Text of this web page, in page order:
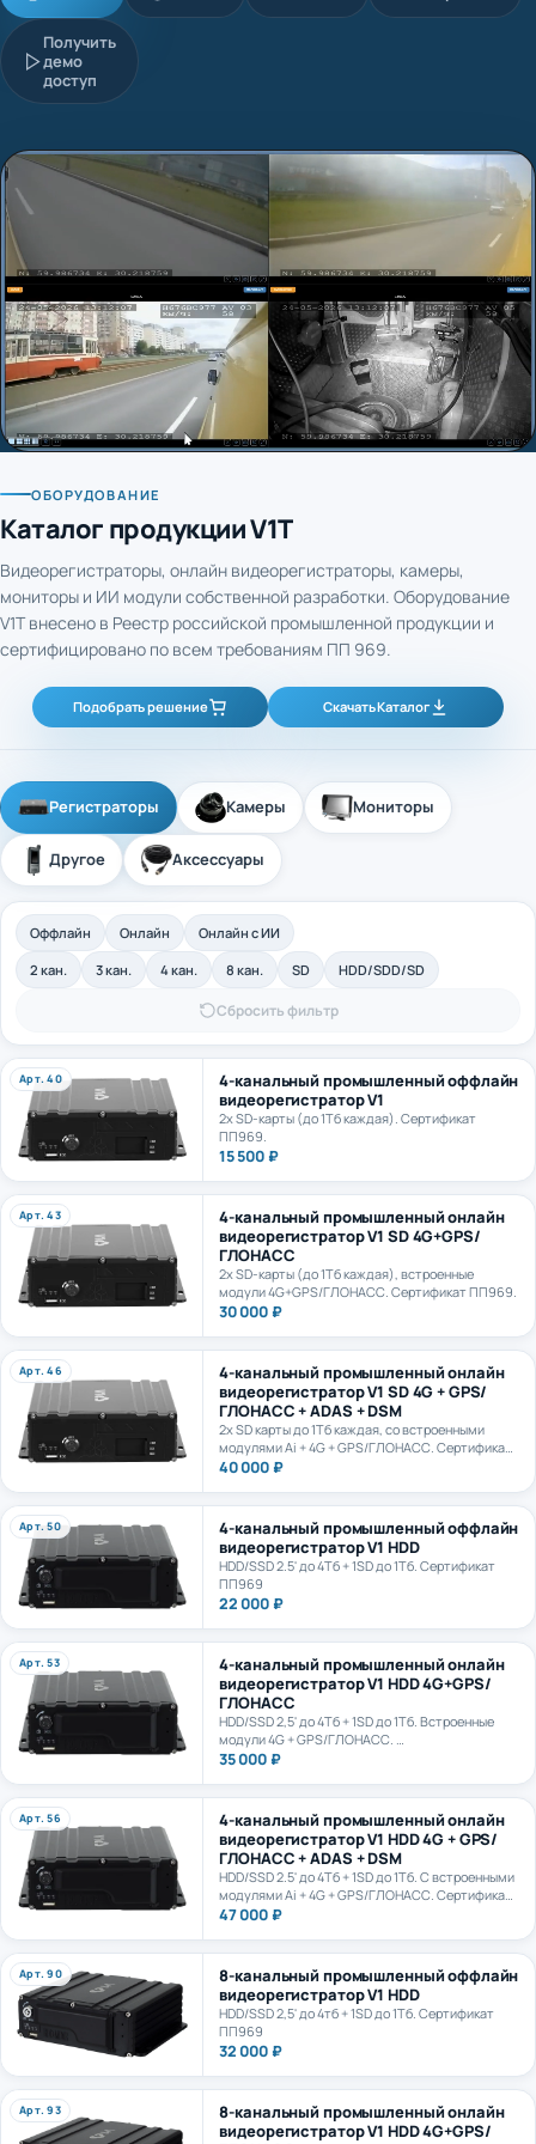
Получить
демо
доступ
Каталог продукции V1T
мониторы и ИИ модули собственной разработки. Оборудование
V1T внесено в Реестр российской промышленной продукции и
сертифицировано по всем требованиям ПП 969.
Подобрать решение Скачать Каталог
Оффлайн Онлайн Онлайн с ИИ
3 кан. 4 кан. SD HDD/SDD/SD
Арт. 40
4-канальный промышленный оффлайн
видеорегистратор V1
2х SD-карты (до 1Тб каждая). Сертификат
ПП969.
15 500 ₽
Арт. 43
4-канальный промышленный онлайн
видеорегистратор V1 SD 4G+GPS/
ГЛОНАСС
2х SD-карты (до 1Тб каждая), встроенные
модули 4G+GPS/ГЛОНАСС. Сертификат ПП969.
30 000 ₽
Арт. 46
4-канальный промышленный онлайн
видеорегистратор V1 SD 4G + GPS/
ГЛОНАСС + ADAS + DSM
2х SD карты до 1Тб каждая, со встроенными
модулями Ai + 4G + GPS/ГЛОНАСС. Сертификат
ПП969.
40 000 ₽
Арт. 50
4-канальный промышленный оффлайн
видеорегистратор V1 HDD
HDD/SSD 2.5' до 4Тб + 1SD до 1Тб. Сертификат
ПП969
22 000 ₽
Арт. 53
4-канальный промышленный онлайн
видеорегистратор V1 HDD 4G+GPS/
ГЛОНАСС
HDD/SSD 2,5' до 4Тб + 1SD до 1Тб. Встроенные
модули 4G + GPS/ГЛОНАСС.
Сертификат ПП969
35 000 ₽
Арт. 56
4-канальный промышленный онлайн
видеорегистратор V1 HDD 4G + GPS/
ГЛОНАСС + ADAS + DSM
HDD/SSD 2.5' до 4Тб + 1SD до 1Тб. С встроенными
модулями Ai + 4G + GPS/ГЛОНАСС. Сертификат
ПП969. Сертификат ИИ ГОСТ Р 70885-2023
47 000 ₽
Арт. 90
8-канальный промышленный оффлайн
видеорегистратор V1 HDD
HDD/SSD 2,5' до 4тб + 1SD до 1Тб. Сертификат
ПП969
32 000 ₽
Арт. 93
8-канальный промышленный онлайн
видеорегистратор V1 HDD 4G+GPS/
ГЛОНАСС